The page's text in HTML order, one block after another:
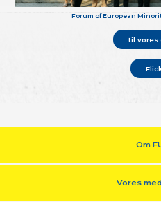
Forum of European
til vores
Om
Vores